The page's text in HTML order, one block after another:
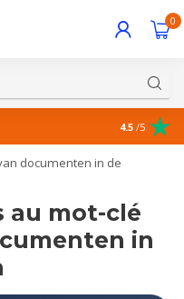
0
Service
4.5 /5
documenten in de
au mot-clé
in